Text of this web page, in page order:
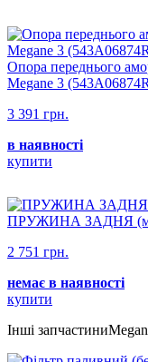
Опора переднього
Megane 3
3 391 грн.
в наявності
купити
ПРУЖИНА ЗАДНЯ
2 751 грн.
немає в наявності
купити
Інші